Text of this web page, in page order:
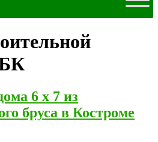
6 х 7 из
бруса в Костроме